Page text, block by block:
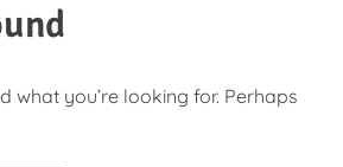
what you’re looking for. Perhaps